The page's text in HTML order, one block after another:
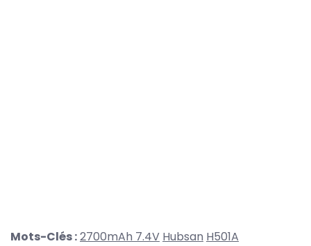
Mots-Clés :2700mAh 7.4V Hubsan H501A